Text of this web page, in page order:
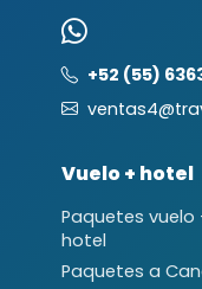
+52 (55)
Vuelo + hotel
Paquetes vuelo
hotel
Paquetes a